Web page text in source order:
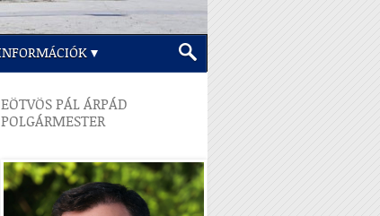
EÖTVÖS PÁL ÁRPÁD
POLGÁRMESTER